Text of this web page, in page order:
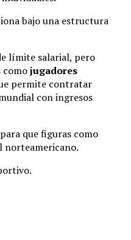
bajo una estructura
límite salarial, pero
comojugadores
permite contratar
con ingresos
que figuras como